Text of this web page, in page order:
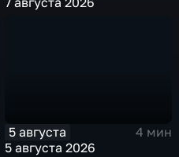
5 августа
4 мин
5 августа 2026